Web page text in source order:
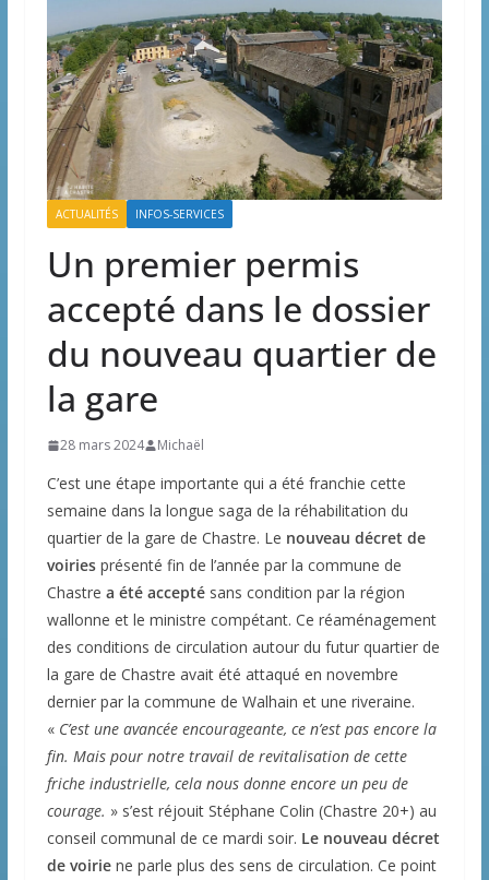
ACTUALITÉS INFOS-SERVICES
Un premier permis
accepté dans le dossier
du nouveau quartier de
la gare
28 mars 2024 Michaël
C’est une étape importante qui a été franchie cette
semaine dans la longue saga de la réhabilitation du
quartier de la gare de Chastre. Le nouveau décret de
voiriesprésenté fin de l’année par la commune de
Chastre a été acceptésans condition par la région
wallonne et le ministre compétant. Ce réaménagement
des conditions de circulation autour du futur quartier de
la gare de Chastre avait été attaqué en novembre
dernier par la commune de Walhain et une riveraine.
« C’est une avancée encourageante, ce n’est pas encore la
fin. Mais pour notre travail de revitalisation de cette
friche industrielle, cela nous donne encore un peu de
courage. » s’est réjouit Stéphane Colin (Chastre 20+) au
conseil communal de ce mardi soir. Le nouveau décret
de voiriene parle plus des sens de circulation. Ce point